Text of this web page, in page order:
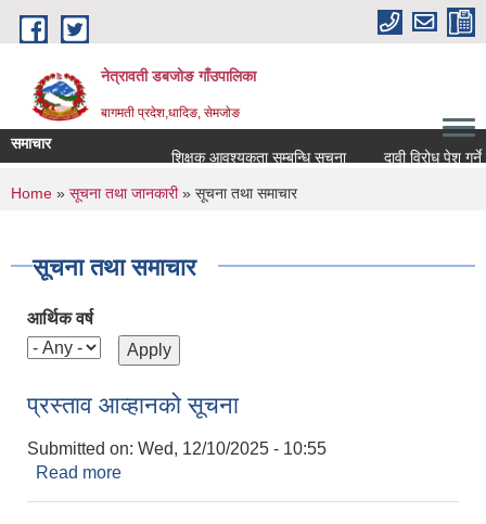
Skip to main content
नेत्रावती डबजोङ गाँउपालिका
बागमती प्रदेश,धादिङ, सेमजाेङ
समाचार
शिक्षक आवश्यकता सम्बन्धि सूचना
दावी विरोध पेश गर्ने
You are here
Home » सूचना तथा जानकारी» सूचना तथा समाचार
सूचना तथा समाचार
आर्थिक वर्ष
प्रस्ताव आव्हानको सूचना
Submitted on: Wed, 12/10/2025 - 10:55
Read more